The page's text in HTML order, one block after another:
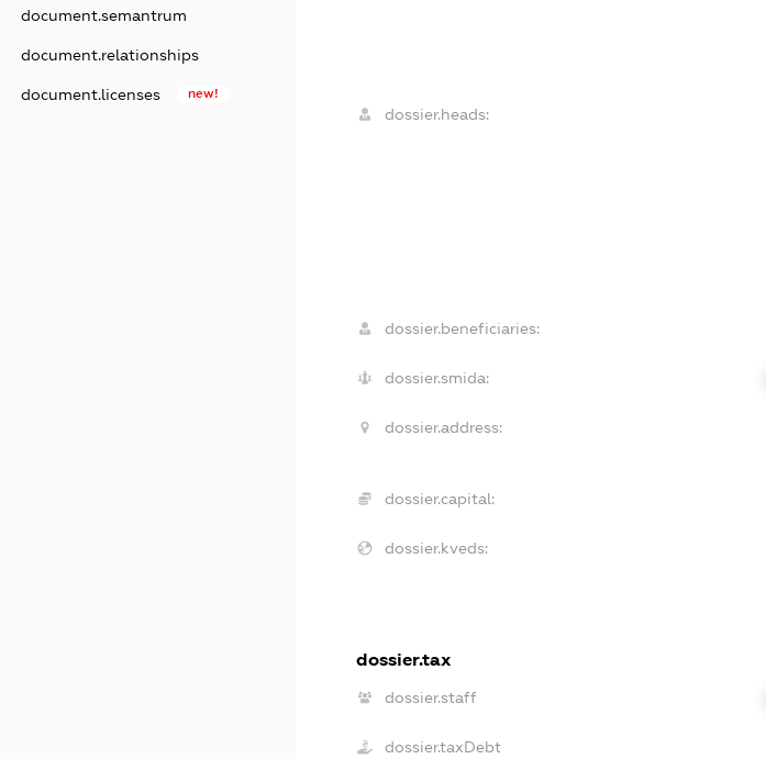
document.semantrum
document.relationships
document.licenses new!
dossier.heads:
dossier.beneficiaries:
dossier.smida:
dossier.address:
dossier.capital:
dossier.kveds:
dossier.tax
dossier.staff
dossier.taxDebt